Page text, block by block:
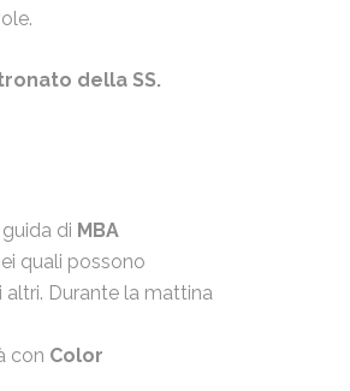
della SS.
di MBA
quali possono
Durante la mattina
con Color